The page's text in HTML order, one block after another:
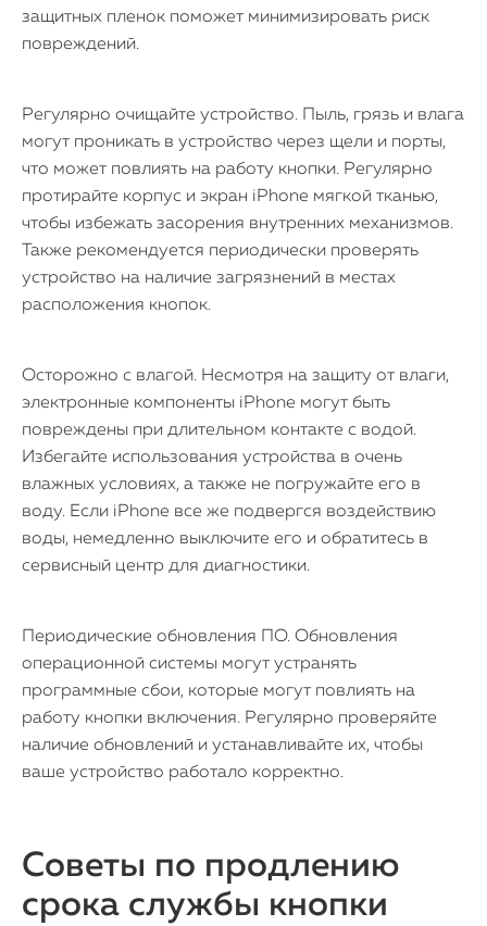
защитных пленок поможет минимизировать риск
повреждений.
Регулярно очищайте устройство. Пыль, грязь и влага
могут проникать в устройство через щели и порты,
что может повлиять на работу кнопки. Регулярно
протирайте корпус и экран iPhone мягкой тканью,
чтобы избежать засорения внутренних механизмов.
Также рекомендуется периодически проверять
устройство на наличие загрязнений в местах
расположения кнопок.
Осторожно с влагой. Несмотря на защиту от влаги,
электронные компоненты iPhone могут быть
повреждены при длительном контакте с водой.
Избегайте использования устройства в очень
влажных условиях, а также не погружайте его в
воду. Если iPhone все же подвергся воздействию
воды, немедленно выключите его и обратитесь в
сервисный центр для диагностики.
Периодические обновления ПО. Обновления
операционной системы могут устранять
программные сбои, которые могут повлиять на
работу кнопки включения. Регулярно проверяйте
наличие обновлений и устанавливайте их, чтобы
ваше устройство работало корректно.
Советы по продлению
срока службы кнопки